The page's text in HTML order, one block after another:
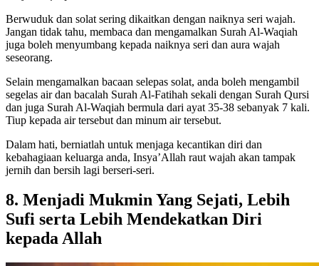
Berwuduk dan solat sering dikaitkan dengan naiknya seri wajah.
Jangan tidak tahu, membaca dan mengamalkan Surah Al-Waqiah
juga boleh menyumbang kepada naiknya seri dan aura wajah
seseorang.
Selain mengamalkan bacaan selepas solat, anda boleh mengambil
segelas air dan bacalah Surah Al-Fatihah sekali dengan Surah Qursi
dan juga Surah Al-Waqiah bermula dari ayat 35-38 sebanyak 7 kali.
Tiup kepada air tersebut dan minum air tersebut.
Dalam hati, berniatlah untuk menjaga kecantikan diri dan
kebahagiaan keluarga anda, Insya’Allah raut wajah akan tampak
jernih dan bersih lagi berseri-seri.
8. Menjadi Mukmin Yang Sejati, Lebih
Sufi serta Lebih Mendekatkan Diri
kepada Allah